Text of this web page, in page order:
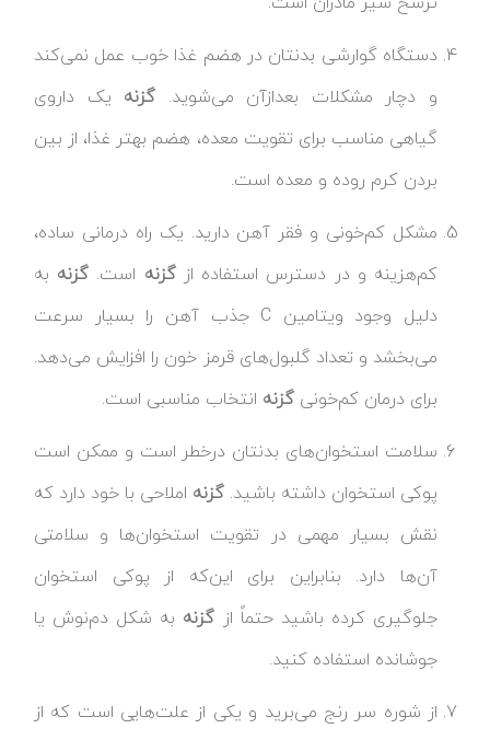
دستگاه گوارشی بدنتان در هضم غذا خوب عمل نمی‌کند
و دچار مشکلات بعدازآن می‌شوید. گزنه یک داروی
گیاهی مناسب برای تقویت معده، هضم بهتر غذا، از بین
بردن کرم روده و معده است.
مشکل کم‌خونی و فقر آهن دارید. یک راه درمانی ساده،
کم‌هزینه و در دسترس استفاده ازگزنه است. گزنه به
دلیل وجود ویتامین C جذب آهن را بسیار سرعت
می‌بخشد و تعداد گلبول‌های قرمز خون را افزایش می‌دهد.
برای درمان کم‌خونی گزنه انتخاب مناسبی است.
سلامت استخوان‌های بدنتان درخطر است و ممکن است
پوکی استخوان داشته باشید. گزنه املاحی با خود دارد که
نقش بسیار مهمی در تقویت استخوان‌ها و سلامتی
آن‌ها دارد. بنابراین برای این‌که از پوکی استخوان
جلوگیری کرده باشید حتماً از گزنه به شکل دم‌نوش یا
جوشانده استفاده کنید.
از شوره سر رنج می‌برید و یکی از علت‌هایی است که از